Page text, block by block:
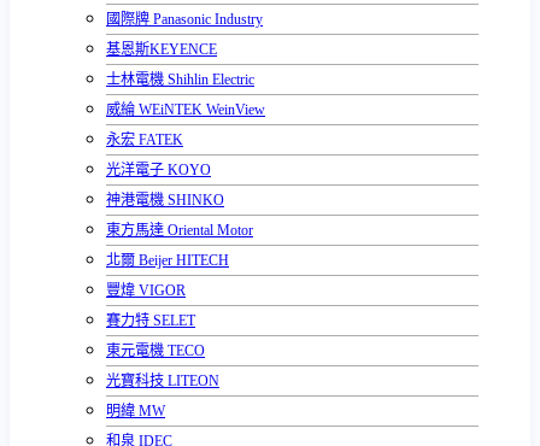
國際牌 Panasonic Industry
基恩斯KEYENCE
士林電機 Shihlin Electric
威綸 WEiNTEK WeinView
永宏 FATEK
光洋電子 KOYO
神港電機 SHINKO
東方馬達 Oriental Motor
北爾 Beijer HITECH
豐煒 VIGOR
賽力特 SELET
東元電機 TECO
光寶科技 LITEON
明緯 MW
和泉 IDEC